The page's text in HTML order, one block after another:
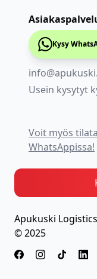
Kysy
Usein kysytyt
Voit myös tilata
WhatsAppissa!
Apukuski Logistics
© 2025